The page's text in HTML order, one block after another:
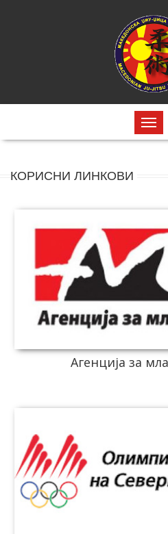
КОРИСНИ ЛИНКОВИ
Агенција за